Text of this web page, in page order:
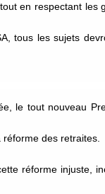
en respectant les
tous les sujets
le tout nouveau
des retraites.
réforme injuste,